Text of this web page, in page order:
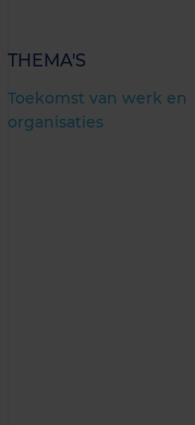
THEMA'S
Toekomst van werk en
organisaties